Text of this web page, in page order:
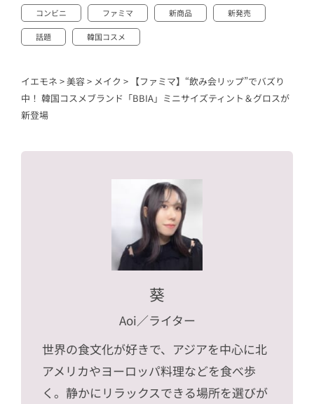
コンビニ ファミマ 新商品 新発売
話題 韓国コスメ
イエモネ >美容> メイク > 【ファミマ】“飲み会リップ”でバズり
中！ 韓国コスメブランド「BBIA」ミニサイズティント＆グロスが
新登場
葵
Aoi／ライター
世界の食文化が好きで、アジアを中心に北
アメリカやヨーロッパ料理などを食べ歩
く。静かにリラックスできる場所を選びが